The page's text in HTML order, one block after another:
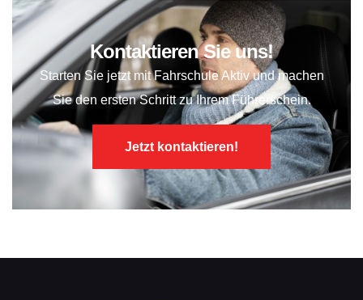
Kontaktieren Sie uns!
Starten Sie jetzt mitFahrschule Aktivund machen
Sie den ersten Schritt zu Ihrem Führerschein.
Jetzt kontaktieren!